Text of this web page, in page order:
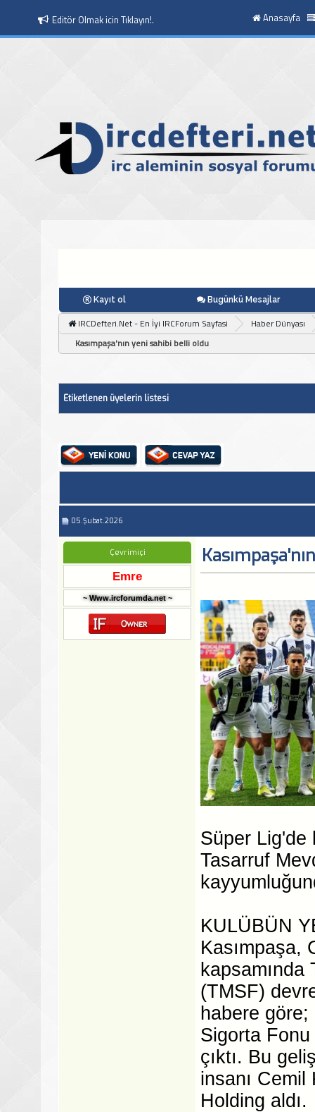
Moderatör Olmak icin Tıklayın!. Anasayfa
Kayıt ol Bugünkü Mesajlar
IRCDefteri.Net - En İyi IRCForum Sayfasi
Haber Dünyası
Kasımpaşa'nın yeni sahibi belli oldu
Etiketlenen üyelerin listesi
05.Şubat.2026
Çevrimiçi
Emre
~ Www.ircforumda.net ~
Süper Lig'de
Tasarruf
KULÜBÜN
Kasımpaşa,
(TMSF)
habere göre;
Sigorta
çıktı. Bu
insanı Cemil
Holding aldı.